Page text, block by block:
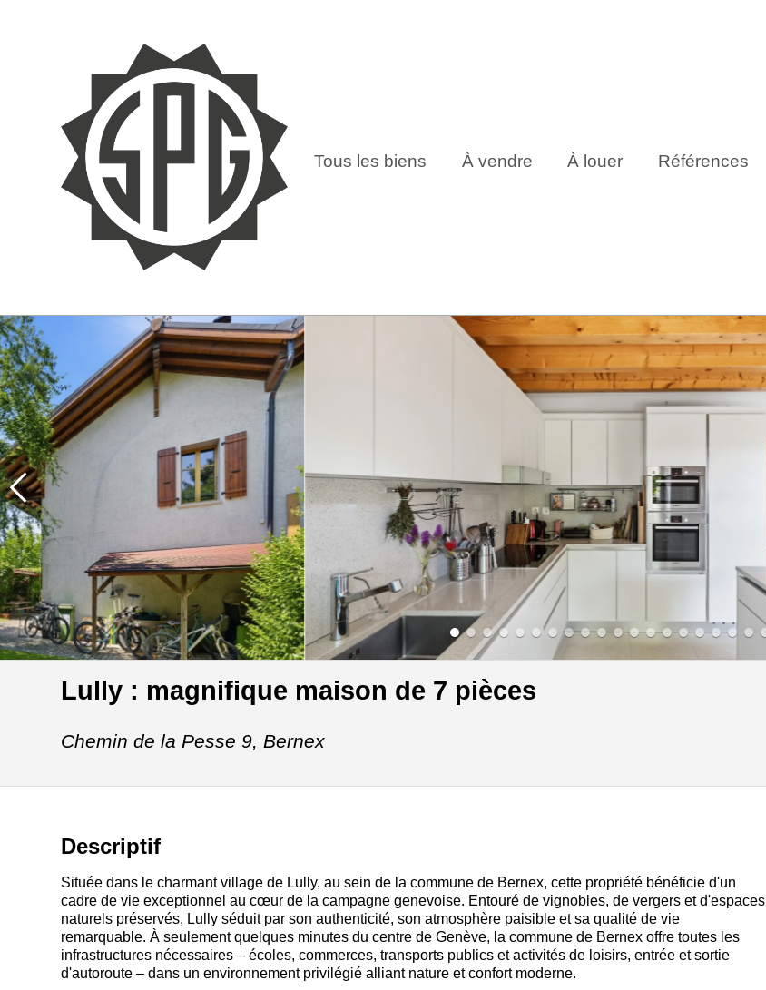
Tous les biens À vendre À louer Références
Lully : magnifique maison de 7 pièces
Chemin de la Pesse 9,Bernex
Descriptif
Située dans le charmant village de Lully, au sein de la commune de Bernex, cette propriété bénéficie d'un
cadre de vie exceptionnel au cœur de la campagne genevoise. Entouré de vignobles, de vergers et d'espaces
naturels préservés, Lully séduit par son authenticité, son atmosphère paisible et sa qualité de vie
remarquable. À seulement quelques minutes du centre de Genève, la commune de Bernex offre toutes les
infrastructures nécessaires – écoles, commerces, transports publics et activités de loisirs, entrée et sortie
d'autoroute – dans un environnement privilégié alliant nature et confort moderne.